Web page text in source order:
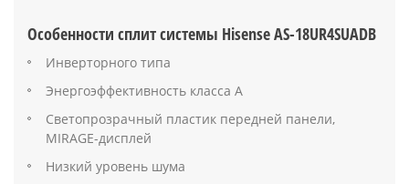
Особенности сплит системы Hisense AS-18UR4SUADB
Инверторного типа
Энергоэффективность класса A
Светопрозрачный пластик передней панели,
MIRAGE-дисплей
Низкий уровень шума